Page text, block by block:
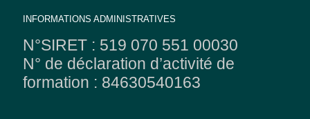
INFORMATIONS ADMINISTRATIVES
N°SIRET : 519 070 551 00030
N° de déclaration d’activité de
formation : 84630540163